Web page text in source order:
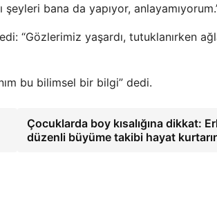
bana da yapıyor,
“Gözlerimiz yaşardı, tutuklanırken
bu bilimsel bir bilgi” dedi.
Çocuklarda boy kısalığına dikkat:
düzenli büyüme takibi hayat